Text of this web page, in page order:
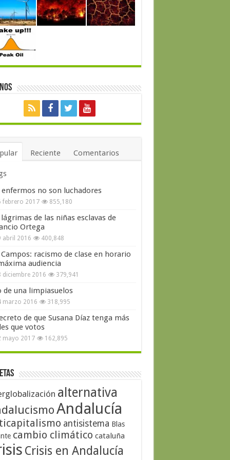
Reciente Comentarios
enfermos no son luchadores
febrero 2017 855,180
de las niñas esclavas de
Ortega
abril 2016 400,848
racismo de clase en horario
audiencia
diciembre 2016 379,941
de una limpiasuelos
marzo 2016 318,995
de que Susana Díaz tenga más
que votos
mayo 2017 162,895
alternativa
Andalucía
antisistema Blas
cambio climático cataluña
Crisis en Andalucía